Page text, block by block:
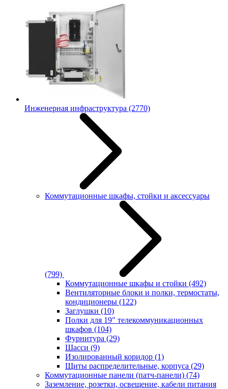
Инженерная инфраструктура (2770)
Коммутационные шкафы, стойки и аксессуары
(799)
Коммутационные шкафы и стойки (492)
Вентиляторные блоки и полки, термостаты,
кондиционеры (122)
Заглушки (10)
Полки для 19" телекоммуникационных
шкафов (104)
Фурнитура (29)
Шасси (9)
Изолированный коридор (1)
Щиты распределительные, корпуса (29)
Коммутационные панели (патч-панели) (74)
Заземление, розетки, освещение, кабели питания